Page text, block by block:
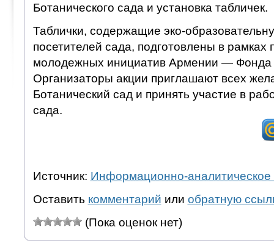
Ботанического сада и установка табличек.
Таблички, содержащие эко-
посетителей сада, подготовлены в
молодежных инициатив Армении — Фонда
Организаторы акции приглашают всех
Ботанический сад и принять участие в
сада.
Источник: Информационно-аналитическое
Оставить комментарий или обратную
(Пока оценок нет)